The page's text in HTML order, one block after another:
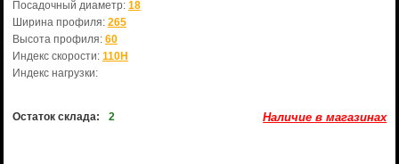
Посадочный диаметр: 18
Ширина профиля: 265
Высота профиля: 60
Индекс скорости: 110H
Индекс нагрузки:
Остаток склада: 2 Наличие в магазинах